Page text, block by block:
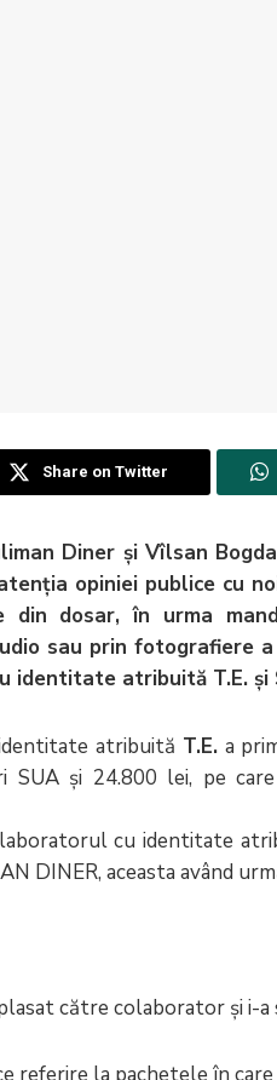
Share on Twitter
Diner și Vîlsan
opiniei publice cu
dosar, în urma
sau prin fotografiere
atribuită T.E. și
atribuită T.E. a
SUA și 24.800 lei, pe
cu identitate
DINER, aceasta având
către colaborator și i-a